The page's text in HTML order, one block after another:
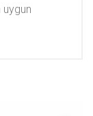
uygun